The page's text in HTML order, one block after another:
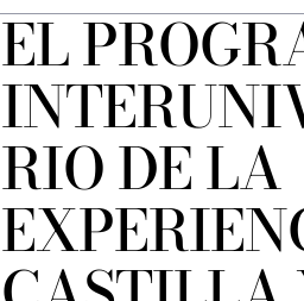
EL
RIO DE LA